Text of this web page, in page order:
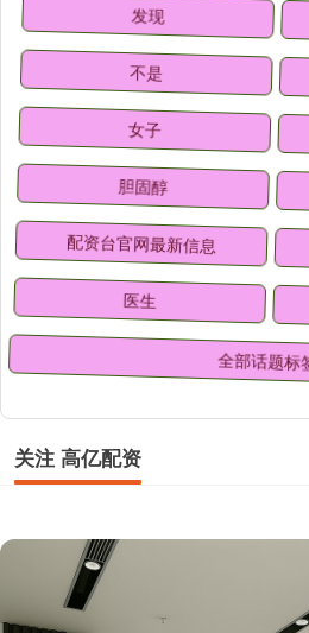
发现
不是
女子
胆固醇
配资台官网最新信息
医生
全部话题标
关注 高亿配资